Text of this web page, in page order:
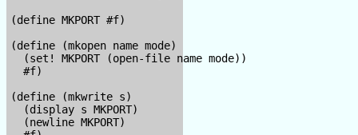
(define MKPORT #f)
(define (mkopen name mode)
  (set! MKPORT (open-file name mode))
  #f)
(define (mkwrite s)
  (display s MKPORT)
  (newline MKPORT)